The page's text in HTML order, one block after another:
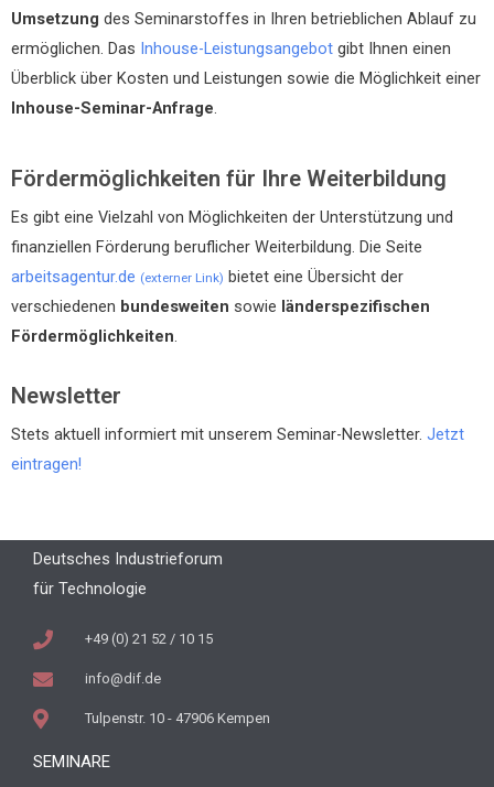
Umsetzung des Seminarstoffes in Ihren betrieblichen Ablauf zu
ermöglichen. Das Inhouse-Leistungsangebot gibt Ihnen einen
Überblick über Kosten und Leistungen sowie die Möglichkeit einer
Inhouse-Seminar-Anfrage.
Fördermöglichkeiten für Ihre Weiterbildung
Es gibt eine Vielzahl von Möglichkeiten der Unterstützung und
finanziellen Förderung beruflicher Weiterbildung. Die Seite
arbeitsagentur.de (externer Link) bietet eine Übersicht der
verschiedenen bundesweiten sowie länderspezifischen
Fördermöglichkeiten.
Newsletter
Stets aktuell informiert mit unserem Seminar-Newsletter. Jetzt
eintragen!
Deutsches Industrieforum
für Technologie
+49 (0) 21 52 / 10 15
info@dif.de
Tulpenstr. 10 - 47906 Kempen
SEMINARE